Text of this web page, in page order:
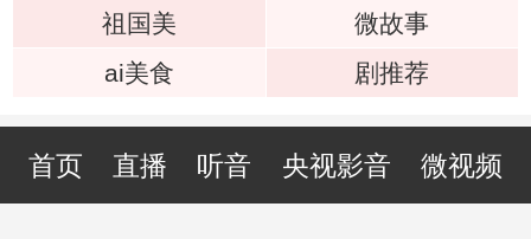
祖国美
微故事
ai美食
剧推荐
首页 直播 听音 央视影音 微视频